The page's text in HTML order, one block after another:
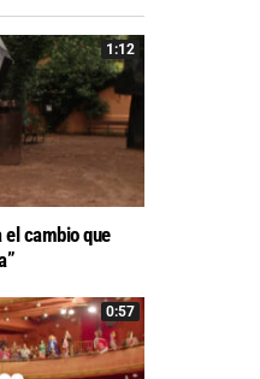
1:12
el cambio que
0:57